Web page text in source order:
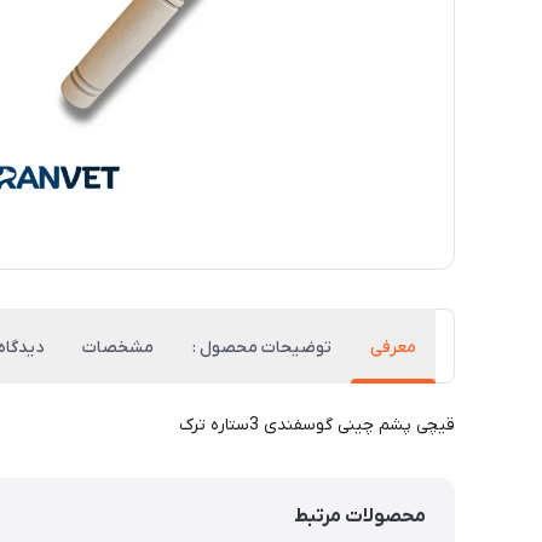
معرفی توضیحات محصول : مشخصات
قیچی پشم چینی گوسفندی 3ستاره ترک
محصولات مرتبط